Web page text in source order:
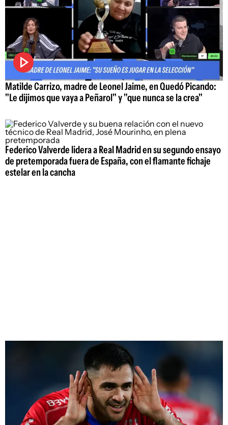
Matilde Carrizo, madre de Leonel Jaime, en Quedó Picando:
"Le dijimos que vaya a Peñarol" y "que nunca se la crea"
Federico Valverde lidera a Real Madrid en su segundo ensayo
de pretemporada fuera de España, con el flamante fichaje
estelar en la cancha